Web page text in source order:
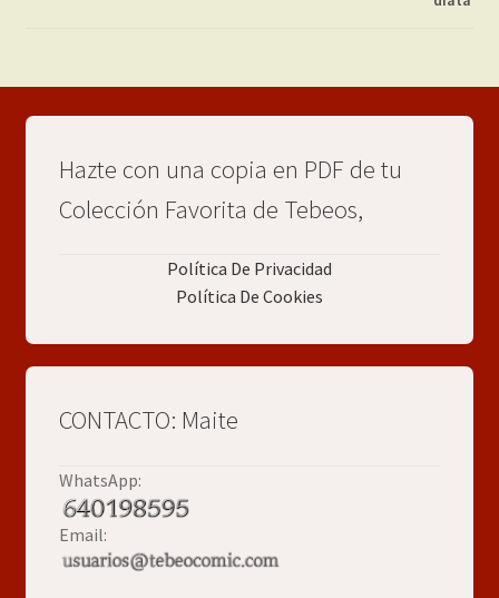
Hazte con una copia en PDF de tu
Colección Favorita de Tebeos,
Política De Privacidad
Política De Cookies
CONTACTO: Maite
WhatsApp:
Email: